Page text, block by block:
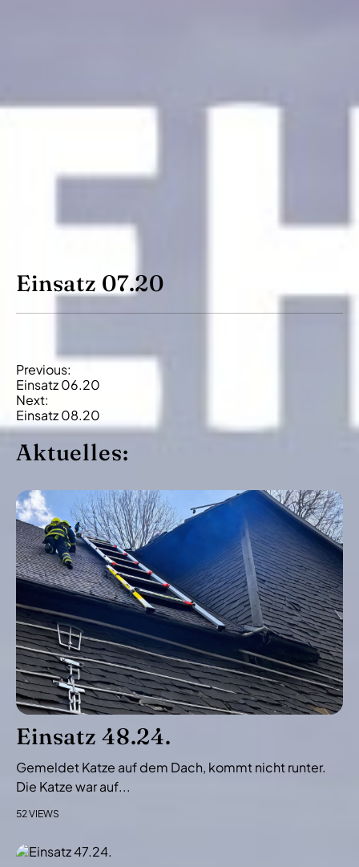
Einsatz 07.20
B
e
i
t
r
g
s
-
N
v
i
g
a
t
i
n
Previous:
Einsatz 06.20
Next:
Einsatz 08.20
Aktuelles:
Einsatz 48.24.
Gemeldet Katze auf dem Dach, kommt nicht runter.
Die Katze war auf...
52 VIEWS